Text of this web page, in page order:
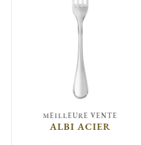
MEILLEURE VENTE
ALBI ACIER